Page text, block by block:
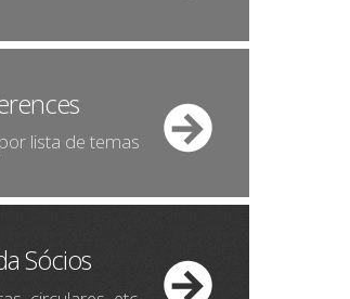
lista de temas
Sócios